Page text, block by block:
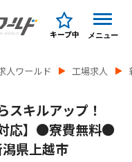
キープ中 メニュー
人ワールド 工場求人
スキルアップ！
対応】●寮費無料●
県上越市